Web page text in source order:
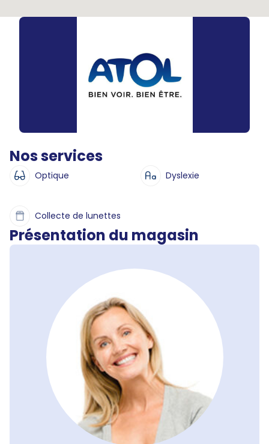
Nos services
Optique Dyslexie
Collecte de lunettes
Présentation du magasin